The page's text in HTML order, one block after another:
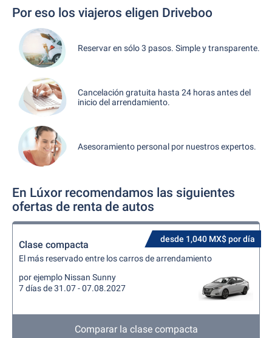
Por eso los viajeros eligen Driveboo
Reservar en sólo 3 pasos. Simple y transparente.
Cancelación gratuita hasta 24 horas antes del
inicio del arrendamiento.
Asesoramiento personal por nuestros expertos.
En Lúxor recomendamos las siguientes
ofertas de renta de autos
desde 1,040 MX$ por día
Clase compacta
El más reservado entre los carros de arrendamiento
por ejemplo Nissan Sunny
7 días de 31.07 - 07.08.2027
Comparar la clase compacta